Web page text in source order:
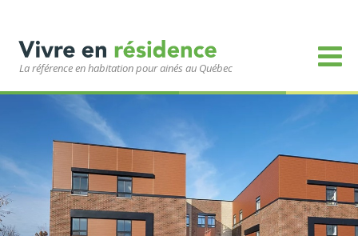
La référence en habitation pour ainés au Québec